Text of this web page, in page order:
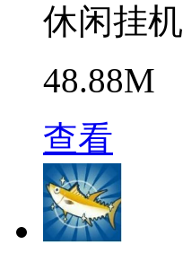
休闲挂机
48.88M
查看